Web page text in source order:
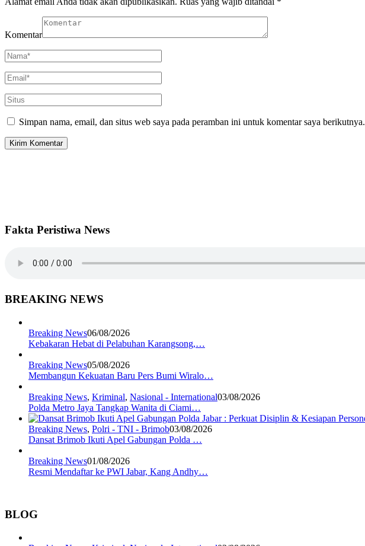
Komentar
Simpan nama, email, dan situs web saya pada peramban ini untuk komentar saya berikutnya.
Fakta Peristiwa News
BREAKING NEWS
Breaking News06/08/2026
Kebakaran Hebat di Pelabuhan Karangsong,…
Breaking News05/08/2026
Membangun Kekuatan Baru Pers Bumi Wiralo…
Breaking News, Kriminal, Nasional - International03/08/2026
Polda Metro Jaya Tangkap Wanita di Ciami…
Breaking News, Polri - TNI - Brimob03/08/2026
Dansat Brimob Ikuti Apel Gabungan Polda …
Breaking News01/08/2026
Resmi Mendaftar ke PWI Jabar, Kang Andhy…
BLOG